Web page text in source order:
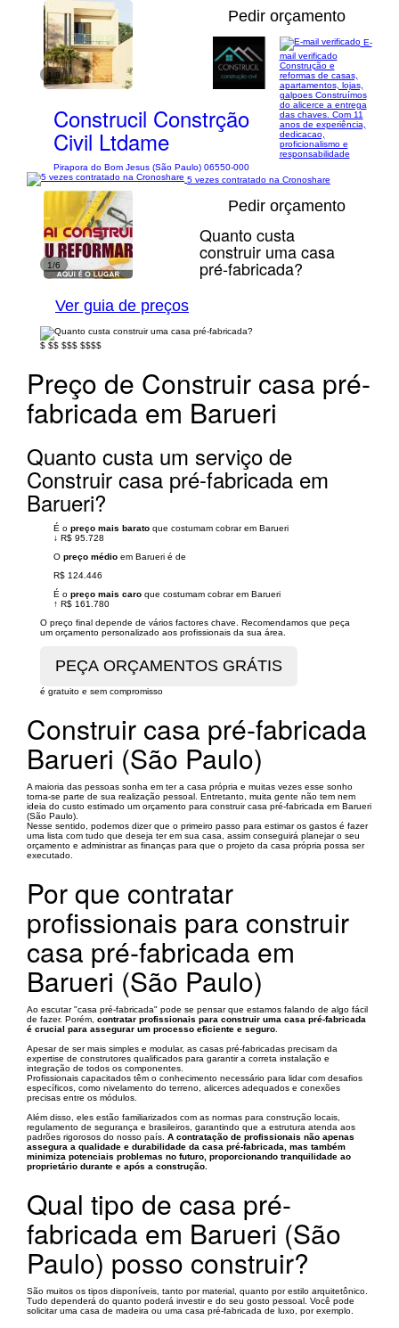
1/8
Pedir orçamento
Construcil Constrção
Civil Ltdame
Pirapora do Bom Jesus (São Paulo) 06550-000
E-
mail verificado
Construção e
reformas de casas,
apartamentos, lojas,
galpoes Construímos
do alicerce a entrega
das chaves. Com 11
anos de experiência,
dedicacao,
proficionalismo e
responsabilidade
5 vezes contratado na Cronoshare
1/6
Pedir orçamento
Quanto custa
construir uma casa
pré-fabricada?
Ver guia de preços
$ $$ $$$ $$$$
Preço de Construir casa pré-
fabricada em Barueri
Quanto custa um serviço de
Construir casa pré-fabricada em
Barueri?
É o preço mais barato que costumam cobrar em Barueri
↓ R$ 95.728
O preço médio em Barueri é de
R$ 124.446
É o preço mais caro que costumam cobrar em Barueri
↑ R$ 161.780
O preço final depende de vários factores chave. Recomendamos que peça
um orçamento personalizado aos profissionais da sua área.
é gratuito e sem compromisso
Construir casa pré-fabricada
Barueri (São Paulo)
A maioria das pessoas sonha em ter a casa própria e muitas vezes esse sonho
torna-se parte de sua realização pessoal. Entretanto, muita gente não tem nem
ideia do custo estimado um orçamento para construir casa pré-fabricada em Barueri
(São Paulo).
Nesse sentido, podemos dizer que o primeiro passo para estimar os gastos é fazer
uma lista com tudo que deseja ter em sua casa, assim conseguirá planejar o seu
orçamento e administrar as finanças para que o projeto da casa própria possa ser
executado.
Por que contratar
profissionais para construir
casa pré-fabricada em
Barueri (São Paulo)
Ao escutar "casa pré-fabricada" pode se pensar que estamos falando de algo fácil
de fazer. Porém, contratar profissionais para construir uma casa pré-fabricada
é crucial para assegurar um processo eficiente e seguro
Apesar de ser mais simples e modular, as casas pré-fabricadas precisam da
expertise de construtores qualificados para garantir a correta instalação e
integração de todos os componentes.
Profissionais capacitados têm o conhecimento necessário para lidar com desafios
específicos, como nivelamento do terreno, alicerces adequados e conexões
precisas entre os módulos.
Além disso, eles estão familiarizados com as normas para construção locais,
regulamento de segurança e brasileiros, garantindo que a estrutura atenda aos
padrões rigorosos do nosso país. A contratação de profissionais não apenas
assegura a qualidade e durabilidade da casa pré-fabricada, mas também
minimiza potenciais problemas no futuro, proporcionando tranquilidade ao
proprietário durante e após a construção.
Qual tipo de casa pré-
fabricada em Barueri (São
Paulo) posso construir?
São muitos os tipos disponíveis, tanto por material, quanto por estilo arquitetônico.
Tudo dependerá do quanto poderá investir e do seu gosto pessoal. Você pode
solicitar uma casa de madeira ou uma casa pré-fabricada de luxo, por exemplo.